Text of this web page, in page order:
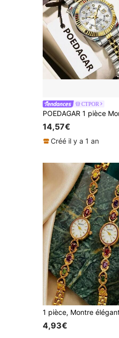
CTPOR
14,57€
Créé il y a 1 an
4,93€